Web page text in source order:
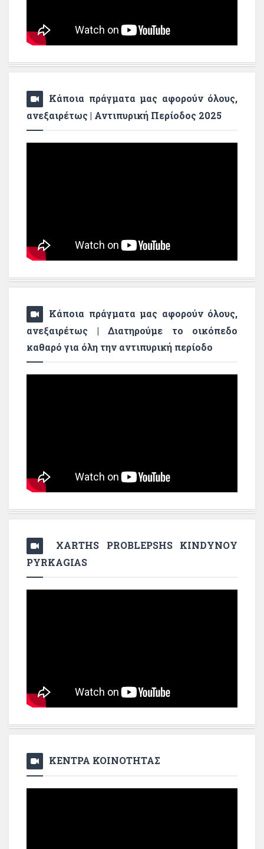
Κάποια πράγματα μας αφορούν όλους,
ανεξαιρέτως | Αντιπυρική Περίοδος 2025
Κάποια πράγματα μας αφορούν όλους,
ανεξαιρέτως | Διατηρούμε το οικόπεδο
καθαρό για όλη την αντιπυρική περίοδο
XARTHS PROBLEPSHS KINDYNOY
PYRKAGIAS
ΚΕΝΤΡΑ ΚΟΙΝΟΤΗΤΑΣ